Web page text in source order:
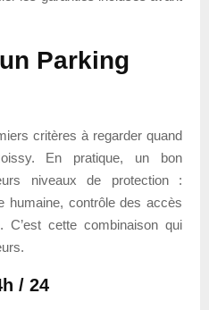
Parking
critères à regarder quand
En pratique, un bon
niveaux de protection :
humaine, contrôle des accès
cette combinaison qui
/ 24